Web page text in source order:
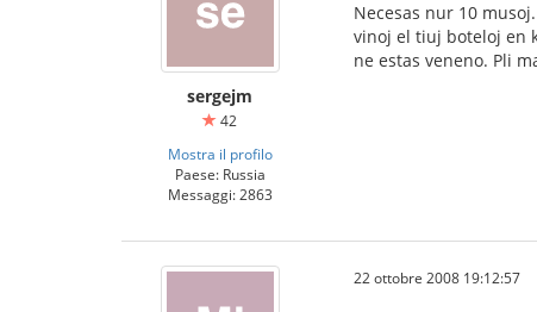
sergejm
42
Mostra il profilo
Paese: Russia
Messaggi: 2863
Necesas nur 10
vinoj el tiuj boteloj en
ne estas veneno. Pli
22 ottobre 2008 19:12:57